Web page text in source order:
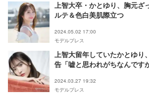
上智大卒・かとゆり、胸元ざ
ルテ＆色白美肌際立つ
2024.05.02 17:00
モデルプレス
上智大留年していたかとゆり
告「嘘と思われがちなんです
2024.03.27 19:32
モデルプレス